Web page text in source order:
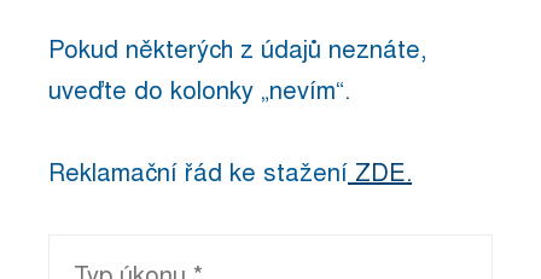
Pokud některých z údajů neznáte,
uveďte do kolonky „nevím“.
Reklamační řád ke stažení ZDE.